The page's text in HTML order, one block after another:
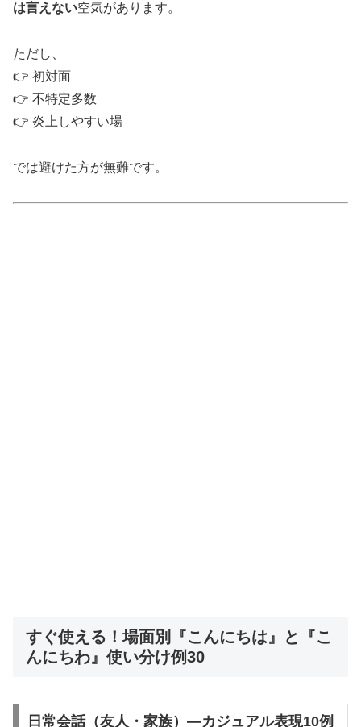
は言えない空気があります。
ただし、
👉 初対面
👉 不特定多数
👉 炎上しやすい場
では避けた方が無難です。
すぐ使える！場面別『こんにちは』と『こ
んにちわ』使い分け例30
日常会話（友人・家族）—カジュアル表現10例